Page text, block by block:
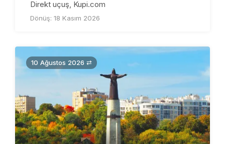
Direkt uçuş, Kupi.com
Dönüş: 18 Kasım 2026
10 Ağustos 2026 ⇄